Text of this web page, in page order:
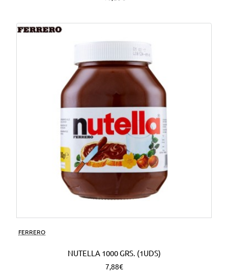
FERRERO
NUTELLA 1000 GRS. (1UDS)
7,88€